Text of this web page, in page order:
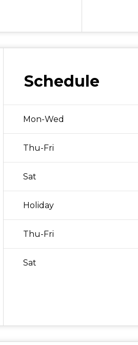
Schedule
Mon-Wed
Thu-Fri
Sat
Holiday
Thu-Fri
Sat